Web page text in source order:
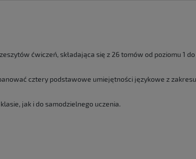
nie zawiera ewentualnych
ćwiczeń, składająca się z 26 tomów od poziomu 1
cztery podstawowe umiejętności językowe z
jak i do samodzielnego uczenia.